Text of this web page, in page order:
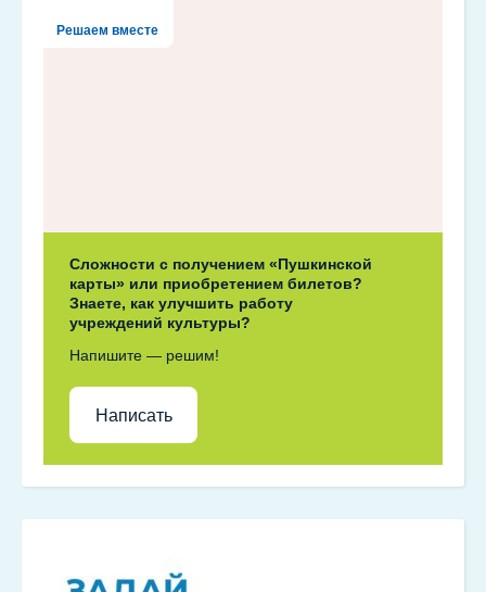
Решаем вместе
Сложности с получением «Пушкинской
карты» или приобретением билетов?
Знаете, как улучшить работу
учреждений культуры?
Напишите — решим!
Написать